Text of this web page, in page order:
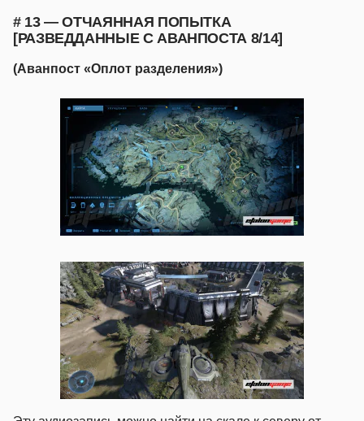
# 13 — ОТЧАЯННАЯ ПОПЫТКА
[РАЗВЕДДАННЫЕ С АВАНПОСТА 8/14]
(Аванпост «Оплот разделения»)